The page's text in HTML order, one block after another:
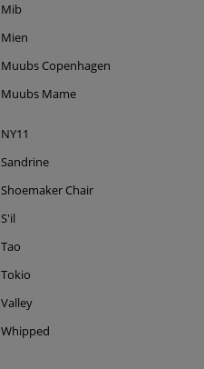
Mib
Mien
Muubs Copenhagen
Muubs Mame
NY11
Sandrine
Shoemaker Chair
S'il
Tao
Tokio
Valley
Whipped